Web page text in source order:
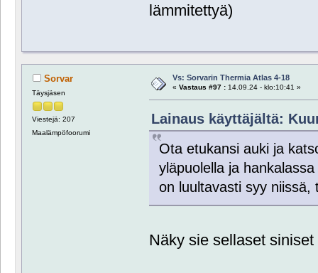
lämmitettyä)
Sorvar
Täysjäsen
Viestejä: 207
Maalämpöfoorumi
Vs: Sorvarin Thermia Atlas 4-18
« Vastaus #97 :14.09.24 - klo:10:41 »
Lainaus käyttäjältä:
Ota etukansi auki ja
yläpuolella ja
on luultavasti syy niissä,
Näky sie sellaset